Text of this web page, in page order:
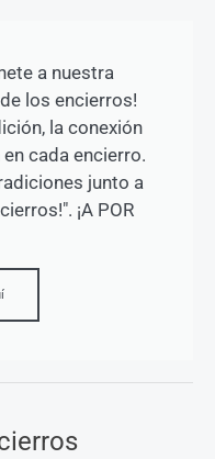
a nuestra
los encierros!
la conexión
cada encierro.
junto a
¡A POR